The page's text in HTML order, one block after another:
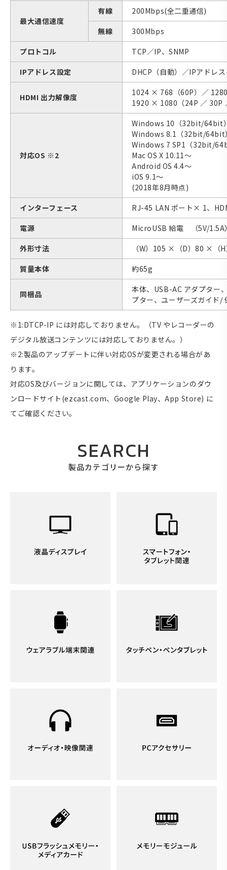
最大通信速度
有線
200Mbps(全二重通信)
無線
300Mbps
プロトコル
TCP／IP、SNMP
IPアドレス設定
DHCP（自動）／IPアドレ
HDMI 出力解像度
1024 × 768（60P）／
1920 × 1080（24P ／ 30P
対応OS ※2
Windows 10（32bit/64bit
Windows 8.1（32bit/64bit
Windows 7 SP1（32bit/
Mac OS X 10.11～
Android OS 4.4～
iOS 9.1～
(2018年8月時点)
インターフェース
RJ-45 LAN ポート× 1、
電源
MicroUSB 給電 （5V/1.5A
外形寸法
（W）105 ×（D）80 ×
質量本体
約65g
同梱品
本体、USB-AC アダプター
プター、ユーザーズガイド/
※1:DTCP-IP には対応しておりません。（TV やレコーダーの
デジタル放送コンテンツには対応しておりません。）
※2:製品のアップデートに伴い対応OSが変更される場合があ
ります。
対応OS及びバージョンに関しては、アプリケーションのダウ
ンロードサイト(ezcast.com、Google Play、App Store) に
てご確認ください。
SEARCH
製品カテゴリーから探す